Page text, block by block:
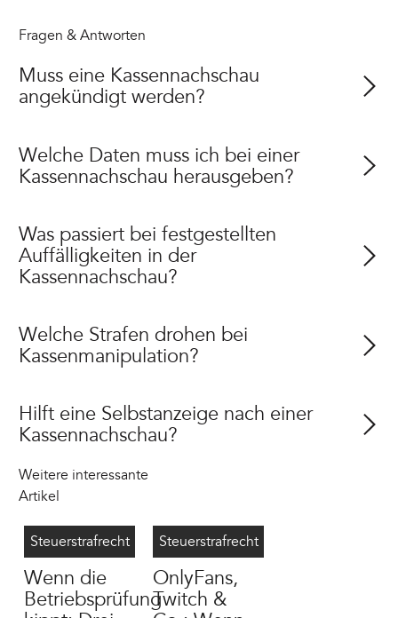
Fragen & Antworten
Muss eine Kassennachschau
angekündigt werden?
Welche Daten muss ich bei einer
Kassennachschau herausgeben?
Was passiert bei festgestellten
Auffälligkeiten in der
Kassennachschau?
Welche Strafen drohen bei
Kassenmanipulation?
Hilft eine Selbstanzeige nach einer
Kassennachschau?
Weitere interessante
Artikel
Steuerstrafrecht
Wenn die
Betriebsprüfung
Betriebsprüfung Steuerstrafverfahren
7/23/2026 Steuerstrafrecht
OnlyFans,
Twitch &
OnlyFans Steuer
7/13/2026